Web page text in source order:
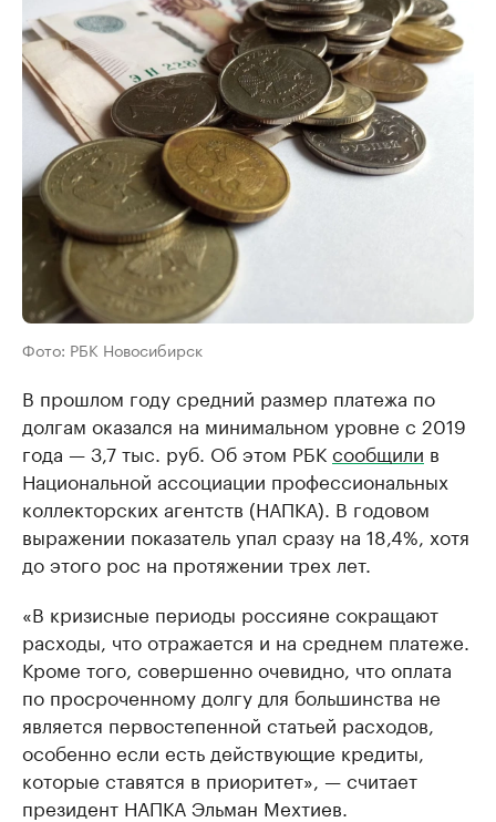
Фото: РБК Новосибирск
В прошлом году средний размер платежа по
долгам оказался на минимальном уровне с 2019
года — 3,7 тыс. руб. Об этом РБКсообщили в
Национальной ассоциации профессиональных
коллекторских агентств (НАПКА). В годовом
выражении показатель упал сразу на 18,4%, хотя
до этого рос на протяжении трех лет.
«В кризисные периоды россияне сокращают
расходы, что отражается и на среднем платеже.
Кроме того, совершенно очевидно, что оплата
по просроченному долгу для большинства не
является первостепенной статьей расходов,
особенно если есть действующие кредиты,
которые ставятся в приоритет», — считает
президент НАПКА Эльман Мехтиев.